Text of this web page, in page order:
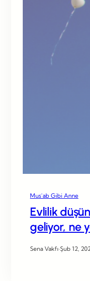
Mus’ab Gibi Anne
Evlilik
geliyor, ne
Sena Vakfı·Şub 12,